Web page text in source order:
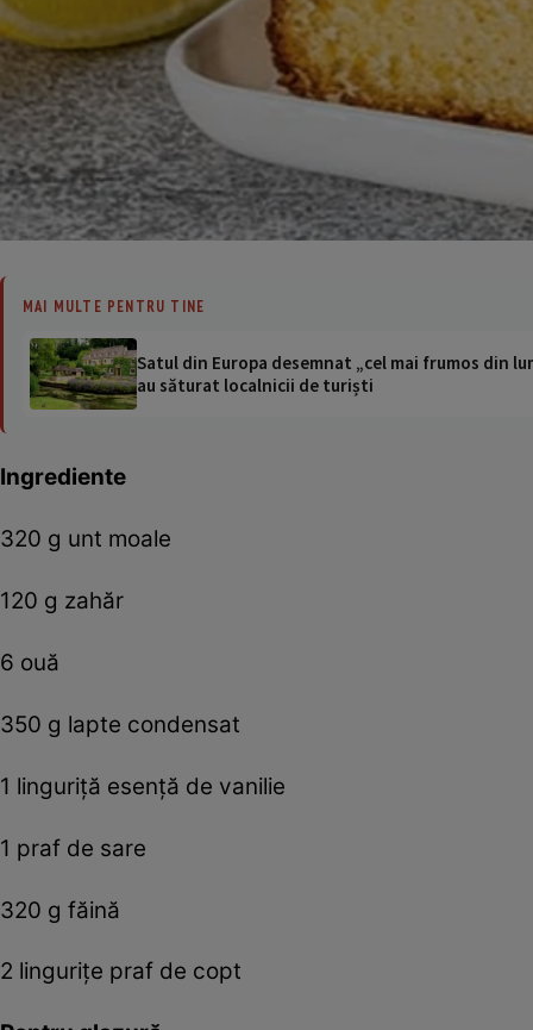
MAI MULTE PENTRU TINE
Satul din Europa desemnat „cel mai frumos din
au săturat localnicii de turiști
Ingrediente
320 g unt moale
120 g zahăr
6 ouă
350 g lapte condensat
1 linguriță esență de vanilie
1 praf de sare
320 g făină
2 lingurițe praf de copt